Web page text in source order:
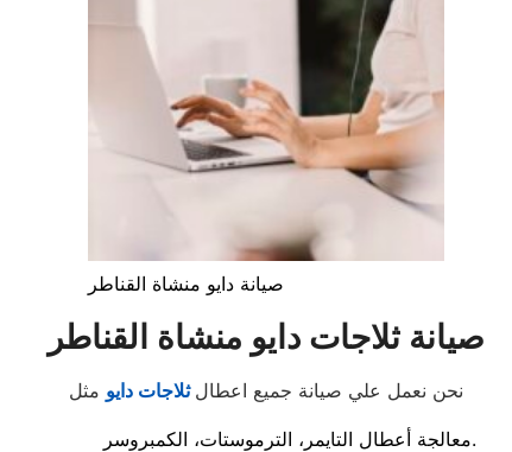
صيانة دايو منشاة القناطر
صيانة ثلاجات دايو منشاة القناطر
نحن نعمل علي صيانة جميع اعطال ثلاجات دايو مثل
معالجة أعطال التايمر، الترموستات، الكمبروسر.